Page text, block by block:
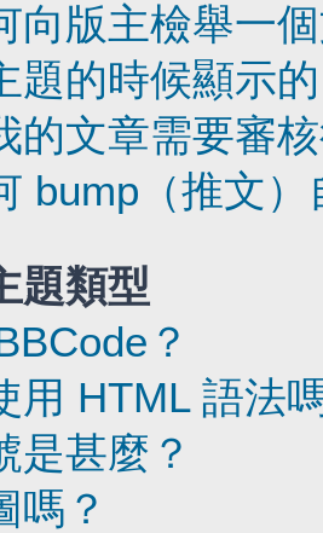
向版主檢舉一
題的時候顯示
的文章需要審
bump（推文
題類型
？
用 HTML 語法
是甚麼？
嗎？